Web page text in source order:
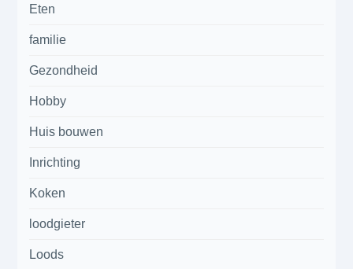
Eten
familie
Gezondheid
Hobby
Huis bouwen
Inrichting
Koken
loodgieter
Loods